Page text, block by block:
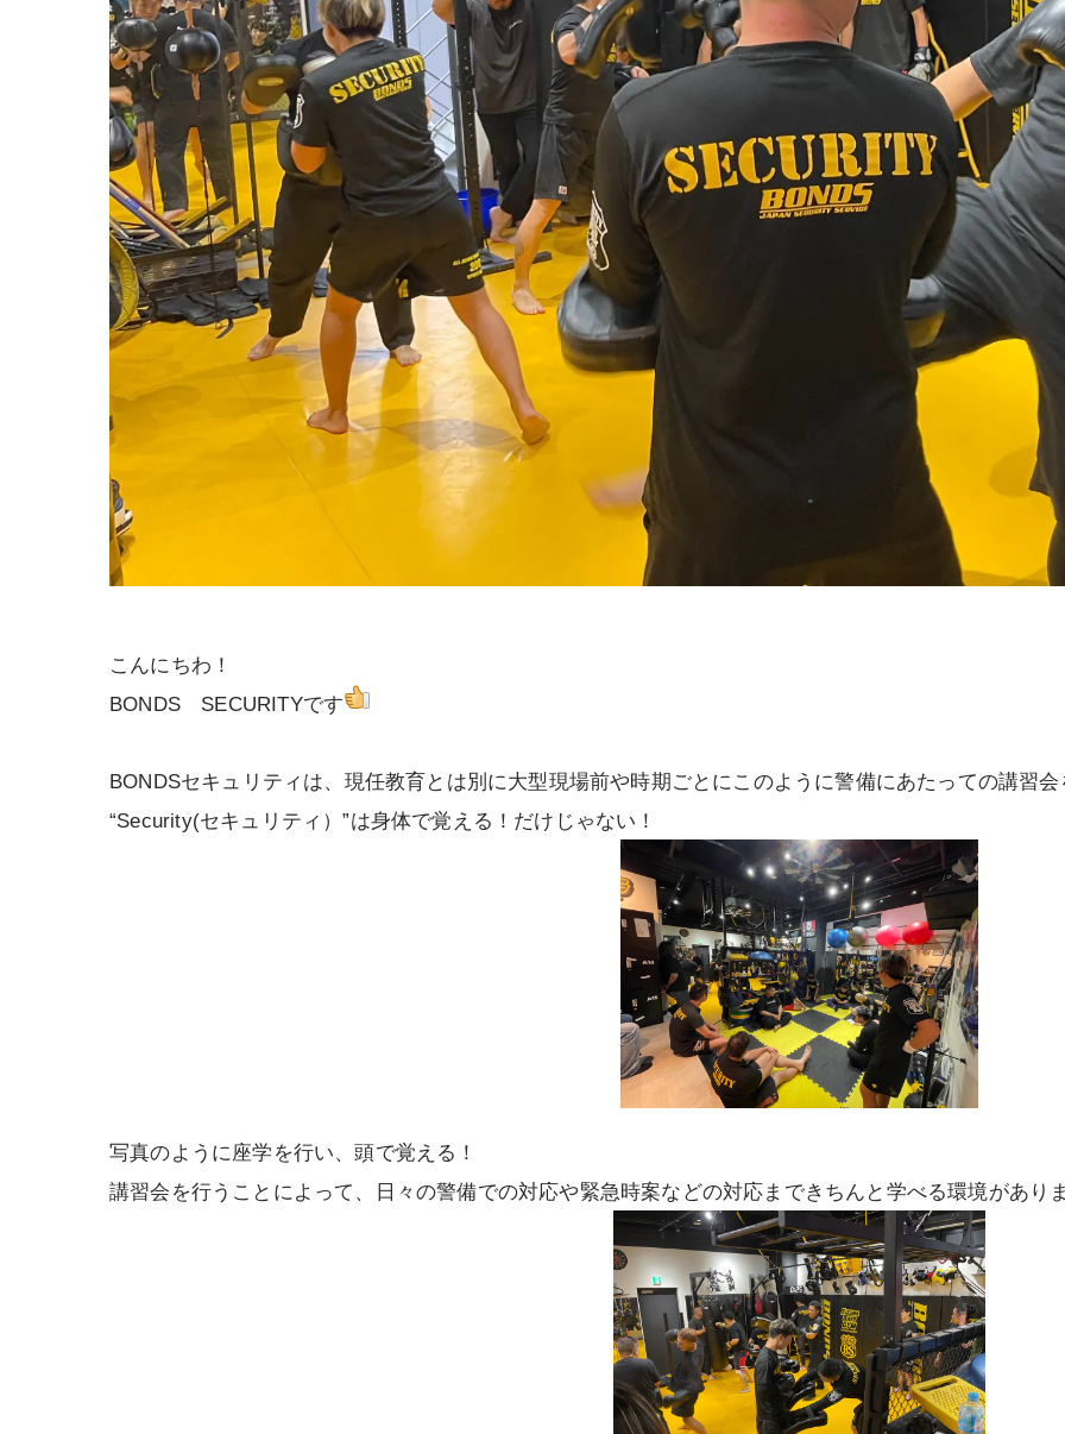
こんにちわ！
BONDS SECURITYです
BONDSセキュリティは、現任教育とは別に大型現場前や時期ごとにこのように警備にあたっての講習
“Security(セキュリティ）”は身体で覚える！だけじゃない！
写真のように座学を行い、頭で覚える！
講習会を行うことによって、日々の警備での対応や緊急時案などの対応まできちんと学べる環境があり